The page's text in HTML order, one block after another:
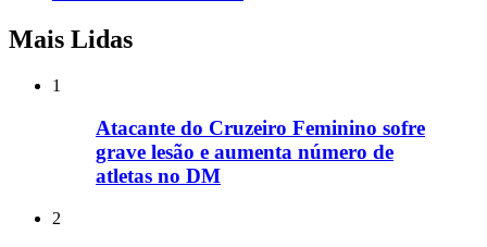
Mais Lidas
1
Atacante do Cruzeiro Feminino sofre
grave lesão e aumenta número de
atletas no DM
2